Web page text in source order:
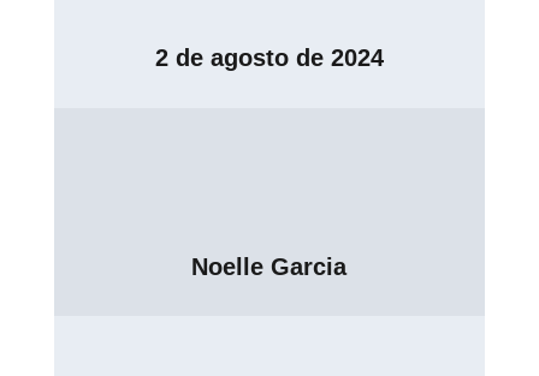
2 de agosto de 2024
Noelle Garcia